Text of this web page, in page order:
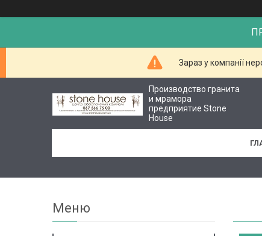
Зараз у компанії
Производство гранита
и мрамора
предприятие Stone
House